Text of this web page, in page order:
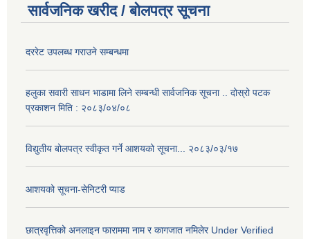
सार्वजनिक खरीद / बोलपत्र सूचना
दररेट उपलब्ध गराउने सम्बन्धमा
हलुका सवारी साधन भाडामा लिने सम्बन्धी सार्वजनिक सूचना .. दोस्रो पटक
प्रकाशन मिति : २०८३/०४/०८
विद्युतीय बोलपत्र स्वीकृत गर्ने आशयको सूचना... २०८३/०३/१७
आशयको सूचना-सेनिटरी प्याड
छात्रवृत्तिको अनलाइन फाराममा नाम र कागजात नमिलेर Under Verified